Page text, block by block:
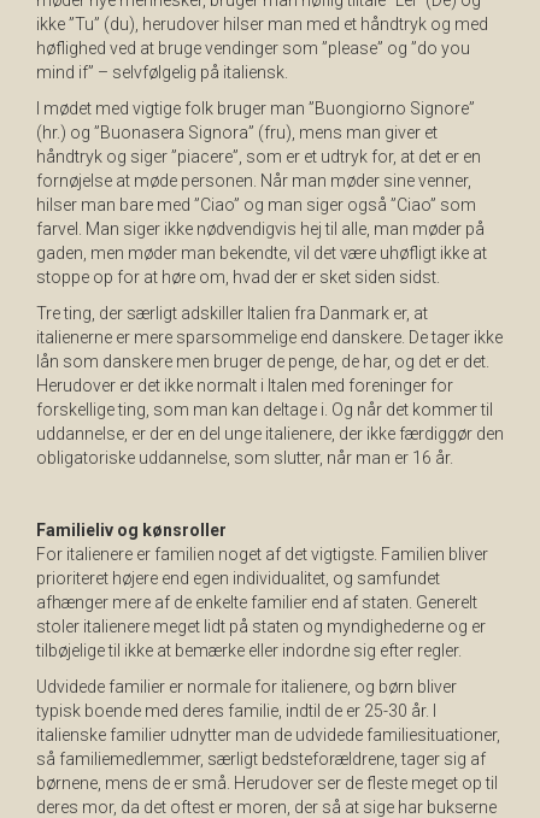
ikke ”Tu” (du), herudover hilser man med et håndtryk og med
høflighed ved at bruge vendinger som ”please” og ”do you
mind if” – selvfølgelig på italiensk.
I mødet med vigtige folk bruger man ”Buongiorno Signore”
(hr.) og ”Buonasera Signora” (fru), mens man giver et
håndtryk og siger ”piacere”, som er et udtryk for, at det er en
fornøjelse at møde personen. Når man møder sine venner,
hilser man bare med ”Ciao” og man siger også ”Ciao” som
farvel. Man siger ikke nødvendigvis hej til alle, man møder på
gaden, men møder man bekendte, vil det være uhøfligt ikke at
stoppe op for at høre om, hvad der er sket siden sidst.
Tre ting, der særligt adskiller Italien fra Danmark er, at
italienerne er mere sparsommelige end danskere. De tager ikke
lån som danskere men bruger de penge, de har, og det er det.
Herudover er det ikke normalt i Italen med foreninger for
forskellige ting, som man kan deltage i. Og når det kommer til
uddannelse, er der en del unge italienere, der ikke færdiggør den
obligatoriske uddannelse, som slutter, når man er 16 år.
Familieliv og kønsroller
For italienere er familien noget af det vigtigste. Familien bliver
prioriteret højere end egen individualitet, og samfundet
afhænger mere af de enkelte familier end af staten. Generelt
stoler italienere meget lidt på staten og myndighederne og er
tilbøjelige til ikke at bemærke eller indordne sig efter regler.
Udvidede familier er normale for italienere, og børn bliver
typisk boende med deres familie, indtil de er 25-30 år. I
italienske familier udnytter man de udvidede familiesituationer,
så familiemedlemmer, særligt bedsteforældrene, tager sig af
børnene, mens de er små. Herudover ser de fleste meget op til
deres mor, da det oftest er moren, der så at sige har bukserne